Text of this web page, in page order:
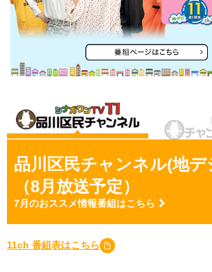
品川区民チャンネル(地デ
（8月放送予定）
7月のおススメ情報番組 はこちら
11ch 番組表はこちら